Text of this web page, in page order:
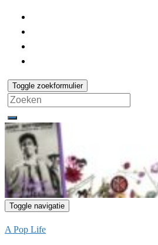
Toggle zoekformulier
Search
for:
Toggle navigatie
A Pop Life